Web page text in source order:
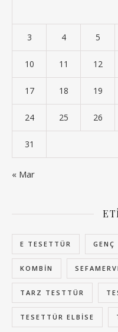
3 4 5
10 11 12
17 18 19
24 25 26
31
« Mar
E TESETTÜR GENÇ
KOMBIN
TARZ TESTTÜR
TESETTÜR ELBISE